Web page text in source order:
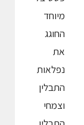
מיוחד
החוגג
את
נפלאות
התבלין
וצמחי